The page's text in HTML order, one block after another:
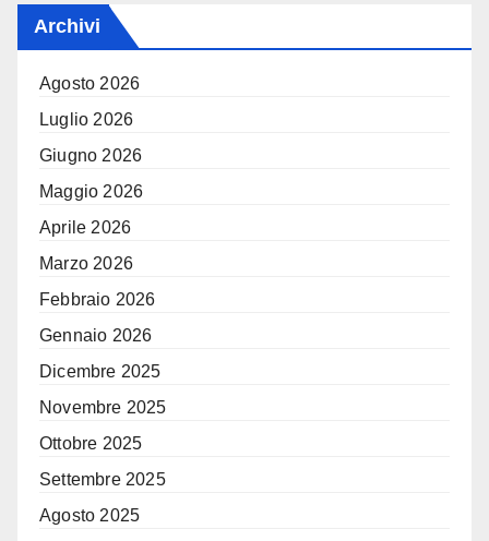
Archivi
Agosto 2026
Luglio 2026
Giugno 2026
Maggio 2026
Aprile 2026
Marzo 2026
Febbraio 2026
Gennaio 2026
Dicembre 2025
Novembre 2025
Ottobre 2025
Settembre 2025
Agosto 2025